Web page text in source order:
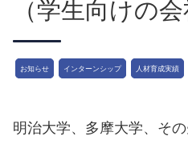
（学生向けの
お知らせ インターンシップ 人材育成実績
明治大学、多摩大学、そ